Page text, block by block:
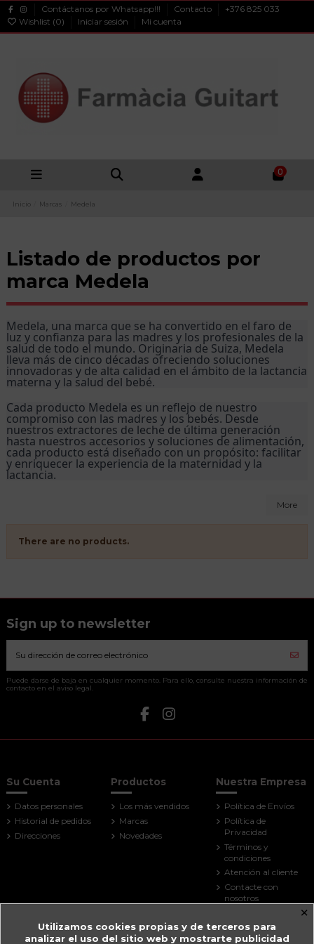
Contáctanos por Whatsapp!!! Contacto
+376 825 033
Wishlist (0) Iniciar sesión Mi cuenta
0
Inicio Marcas Medela
Listado de productos por
marca Medela
Medela, una marca que se ha convertido en el faro de
luz y confianza para las madres y los profesionales de la
salud de todo el mundo. Originaria de Suiza, Medela
lleva más de cinco décadas ofreciendo soluciones
innovadoras y de alta calidad en el ámbito de la lactancia
materna y la salud del bebé.
Cada producto Medela es un reflejo de nuestro
compromiso con las madres y los bebés. Desde
nuestros extractores de leche de última generación
hasta nuestros accesorios y soluciones de alimentación,
cada producto está diseñado con un propósito: facilitar
y enriquecer la experiencia de la maternidad y la
lactancia.
More
There are no products.
Sign up to newsletter
Puede darse de baja en cualquier momento. Para ello, consulte nuestra información de
contacto en el aviso legal.
Su Cuenta
Datos personales
Historial de pedidos
Direcciones
Productos
Los más vendidos
Marcas
Novedades
Nuestra Empresa
Política de Envíos
Política de
Privacidad
Términos y
condiciones
Atención al cliente
Contacte con
nosotros
Tiendas
×
Utilizamos cookies propias y de terceros para
analizar el uso del sitio web y mostrarte publicidad